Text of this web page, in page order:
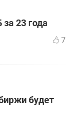
23 года
7
будет